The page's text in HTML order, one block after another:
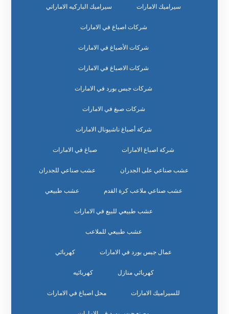
سيراميك الامارات سيراميك الباركيه الاماراتي
شركات اصباغ في الامارات
شركات الأصباغ في الامارات
شركات الاصباغ في الامارات
شركات جبس بورد في الامارات
شركات صبغ في الامارات
شركة أصباغ ناشيونال الامارات
شركة اصباغ الامارات صباغ في الامارات
عشب صناعي على الجدران عشب صناعي للجدران
عشب صناعي ملاعب كرة القدم عشب طبيعي
عشب طبيعي للبيع في الامارات
عشب طبيعي للملاعب
عمال جبس بورد في الامارات كهربائي
كهربائي منازل كهربائيه
للسيراميك الامارات محل اصباغ في الامارات